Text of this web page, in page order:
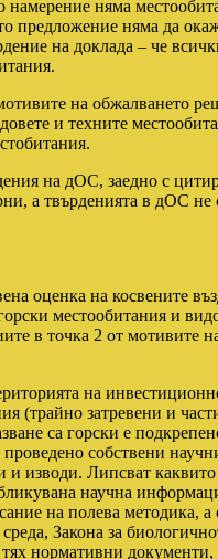
намерение няма
предложение няма да
на доклада – че
на обжалването
и техните
на дОС, заедно с
а твърденията в дОС не
оценка на косвените
местообитания и
в точка 2 от мотивите
на
(трайно затревени и
са горски е
собствени
и изводи. Липсват
научна
на полева методика,
Закона за
нормативни документи,